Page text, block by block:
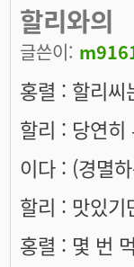
할리와의
글쓴이:
홍렬 : 할리씨
할리 : 당연
이다 : (경멸
할리 : 맛있기
홍렬 : 몇 번